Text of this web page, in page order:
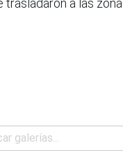
a las